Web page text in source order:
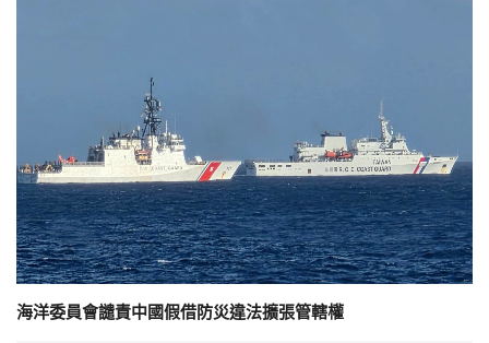
海洋委員會譴責中國假借防災違法擴張管轄權